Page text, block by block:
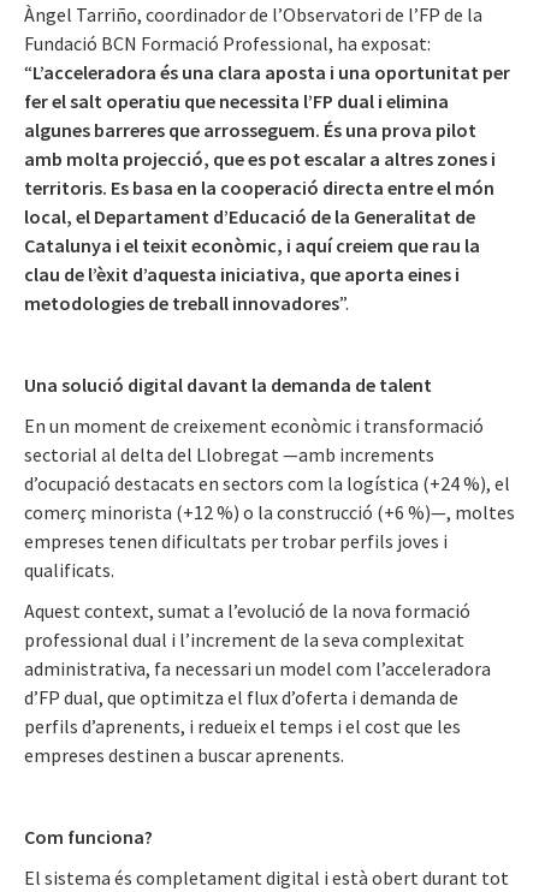
Àngel Tarriño, coordinador de l’Observatori de l’FP de la
Fundació BCN Formació Professional, ha exposat:
“L’acceleradora és una clara aposta i una oportunitat per
fer el salt operatiu que necessita l’FP dual i elimina
algunes barreres que arrosseguem. És una prova pilot
amb molta projecció, que es pot escalar a altres zones i
territoris. Es basa en la cooperació directa entre el món
local, el Departament d’Educació de la Generalitat de
Catalunya i el teixit econòmic, i aquí creiem que rau la
clau de l’èxit d’aquesta iniciativa, que aporta eines i
metodologies de treball innovadores”.
Una solució digital davant la demanda de talent
En un moment de creixement econòmic i transformació
sectorial al delta del Llobregat —amb increments
d’ocupació destacats en sectors com la logística (+24 %), el
comerç minorista (+12 %) o la construcció (+6 %)—, moltes
empreses tenen dificultats per trobar perfils joves i
qualificats.
Aquest context, sumat a l’evolució de la nova formació
professional dual i l’increment de la seva complexitat
administrativa, fa necessari un model com l’acceleradora
d’FP dual, que optimitza el flux d’oferta i demanda de
perfils d’aprenents, i redueix el temps i el cost que les
empreses destinen a buscar aprenents.
Com funciona?
El sistema és completament digital i està obert durant tot